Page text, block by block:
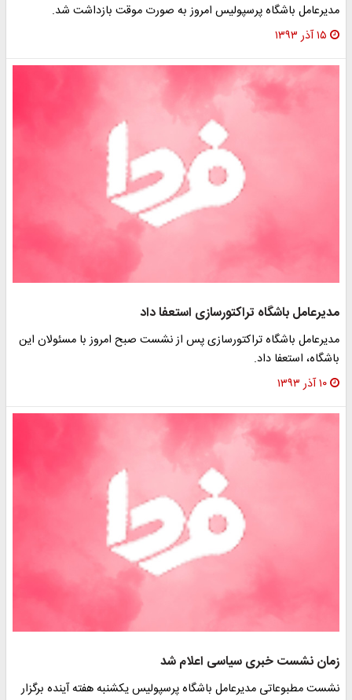
مدیرعامل باشگاه پرسپولیس امروز به صورت موقت بازداشت شد.
۱۵ آذر ۱۳۹۳
مدیرعامل باشگاه تراکتورسازی استعفا داد
مدیرعامل باشگاه تراکتورسازی پس از نشست صبح امروز با مسئولان این
باشگاه، استعفا داد.
۱۰ آذر ۱۳۹۳
زمان نشست خبری سیاسی اعلام شد
نشست مطبوعاتی مدیرعامل باشگاه پرسپولیس یکشنبه هفته آینده برگزار